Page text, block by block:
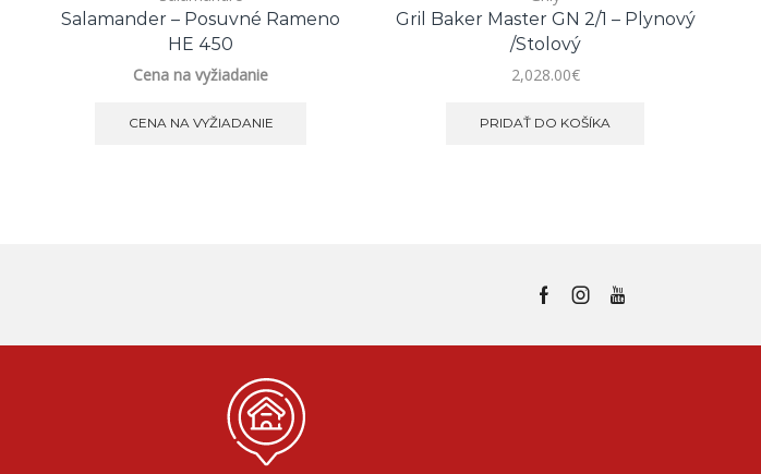
Salamander – Posuvné Rameno
HE 450
Cena na vyžiadanie
CENA NA VYŽIADANIE
Gril Baker Master GN 2/1 – Plynový
/stolový
2,028.00€
PRIDAŤ DO KOŠÍKA